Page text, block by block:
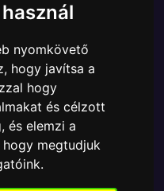
nyomkövető
hogy javítsa a
hogy
és célzott
és elemzi a
megtudjuk
terméke a
Avengers Endgame
amely ablakos
a Box - várja új